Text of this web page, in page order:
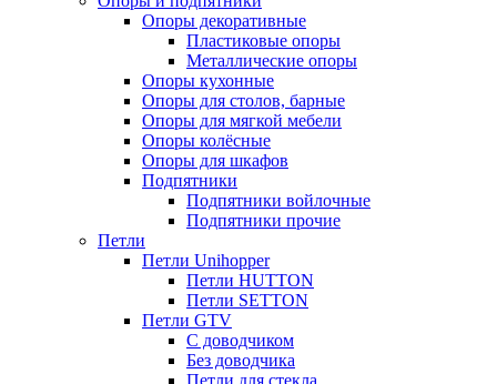
Опоры декоративные
Пластиковые опоры
Металлические опоры
Опоры кухонные
Опоры для столов, барные
Опоры для мягкой мебели
Опоры колёсные
Опоры для шкафов
Подпятники
Подпятники войлочные
Подпятники прочие
Петли
Петли Unihopper
Петли HUTTON
Петли SETTON
Петли GTV
С доводчиком
Без доводчика
Петли для стекла